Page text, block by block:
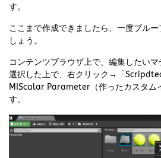
す。
ここまで作成できましたら、一度ブル
しょう。
コンテンツブラウザ上で、編集したい
選択した上で、右クリック→「
MIScalar Parameter（作ったカスタム
す。